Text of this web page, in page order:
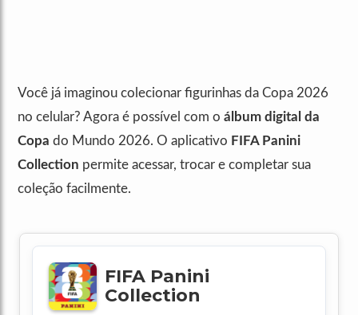
Você já imaginou colecionar figurinhas da Copa 2026
no celular? Agora é possível com o álbum digital da
Copa do Mundo 2026. O aplicativo FIFA Panini
Collection permite acessar, trocar e completar sua
coleção facilmente.
FIFA Panini
Collection